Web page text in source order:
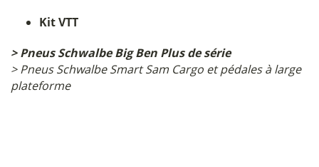
Kit VTT
> Pneus Schwalbe Big Ben Plus de série
> Pneus Schwalbe Smart Sam Cargo et pédales à large
plateforme